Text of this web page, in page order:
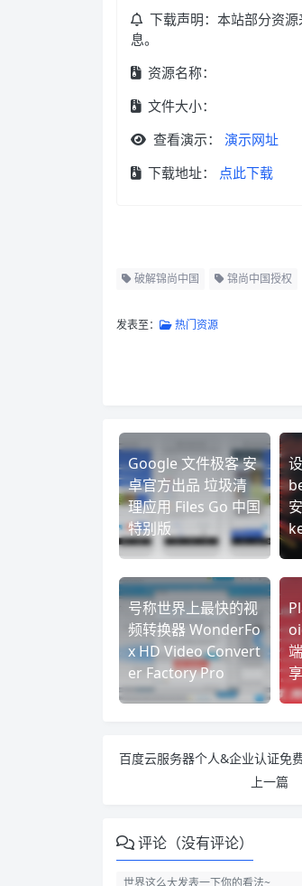
下载声明：本站部分资
息。
资源名称：
文件大小：
查看演示：
演示网址
下载地址：
点此下载
破解锦尚中国 锦尚中国授权
发表至： 热门资源
Google 文件极客 安
卓官方出品 垃圾清
理应用 Files Go 中国
特别版
号称世界上最快的视
频转换器 WonderFo
x HD Video Convert
er Factory Pro
上一篇
评论（没有评论）